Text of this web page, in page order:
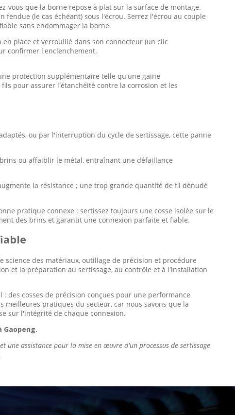
vous que la borne repose à plat sur la surface de montage.
(le cas échéant) sous l'écrou. Serrez l'écrou au couple
sans endommager la borne.
place et verrouillé dans son connecteur (un clic
confirmer l'enclenchement.
protection supplémentaire telle qu'une gaine
pour assurer l'étanchéité contre la corrosion et les
ou par l'interruption du cycle de sertissage, cette panne
ou affaiblir le métal, entraînant une défaillance
la résistance ; une trop grande quantité de fil dénudé
pratique connexe : sertissez toujours une cosse isolée sur le
des brins et garantit une connexion parfaite et fiable.
science des matériaux, outillage de précision et procédure
et la préparation au sertissage, au contrôle et à l'installation
des cosses de précision conçues pour une performance
pratiques du secteur, car nous savons que la
sur l'intégrité de chaque connexion.
Gaopeng.
assistance pour la mise en œuvre d'un processus de sertissage